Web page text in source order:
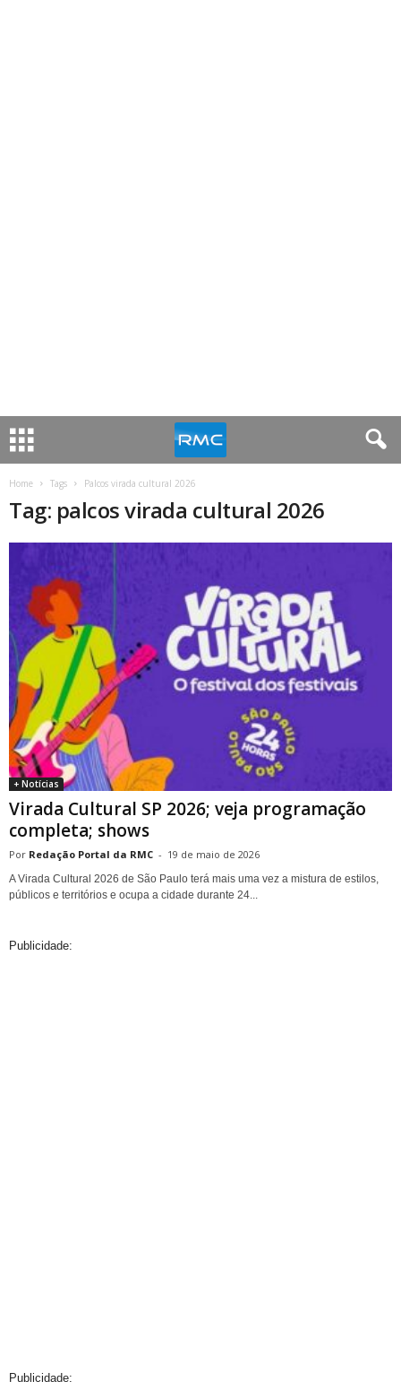
Home Tags Palcos virada cultural 2026
Tag: palcos virada cultural 2026
+ Notícias
Virada Cultural SP 2026; veja programação
completa; shows
Redação Portal da RMC - 19 de maio de 2026
A Virada Cultural 2026 de São Paulo terá mais uma vez a mistura de estilos,
públicos e territórios e ocupa a cidade durante 24...
Publicidade:
Publicidade: